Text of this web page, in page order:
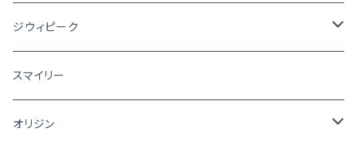
ジウィピーク
犬
猫
スマイリー
オリジン